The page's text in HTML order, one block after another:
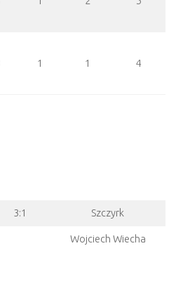
1 1 4
3:1 Szczyrk
Wojciech Wiecha